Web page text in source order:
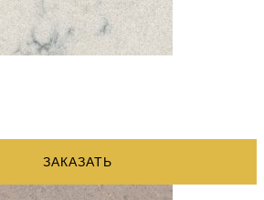
ЗАКАЗАТЬ